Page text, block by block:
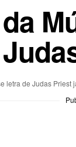
letra de Judas Priest